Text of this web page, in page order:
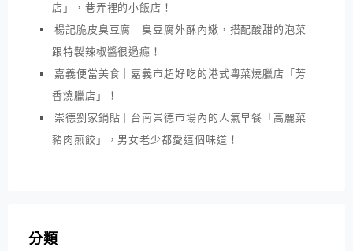
店」，巷弄裡的小飯店！
楊記脆皮臭豆腐｜臭豆腐外酥內嫩，搭配酸甜的泡菜
跟特製辣椒醬很過癮！
嘉義便當美食｜嘉義市超好吃的港式粵菜燒臘店「芳
香燒臘店」！
崇德劉家鍋貼｜台南崇德市場內的人氣早餐「高麗菜
豬肉煎餃」，男女老少都愛這個味道！
分類